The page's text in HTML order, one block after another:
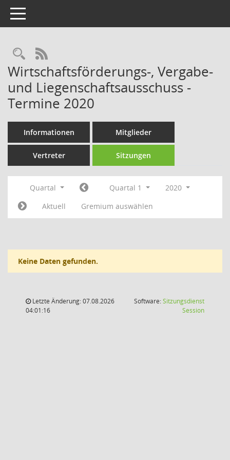
Toggle navigation
Rechercheauswahl
RSS-Feed
Wirtschaftsförderungs-, Vergabe-
und Liegenschaftsausschuss -
Termine 2020
Informationen Mitglieder
Vertreter Sitzungen
Quartal Quartal 1
2020
Aktuell
Gremium auswählen
Keine Daten gefunden.
Letzte Änderung: 07.08.2026
04:01:16
Software:Sitzungsdienst
Session(Wird in